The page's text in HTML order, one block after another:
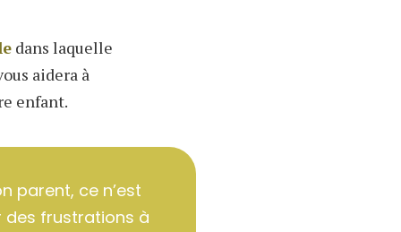
dans laquelle
aidera à
enfant.
parent, ce n’est
des frustrations à